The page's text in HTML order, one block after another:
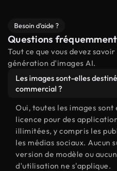
Besoin d’aide ?
Questions
Tout ce que vous devez
génération d'images AI.
Les images sont-elles
commercial ?
Oui, toutes les images
licence pour des
illimitées, y compris les
les médias sociaux. Aucun
version de modèle ou
d'utilisation ne s'applique.